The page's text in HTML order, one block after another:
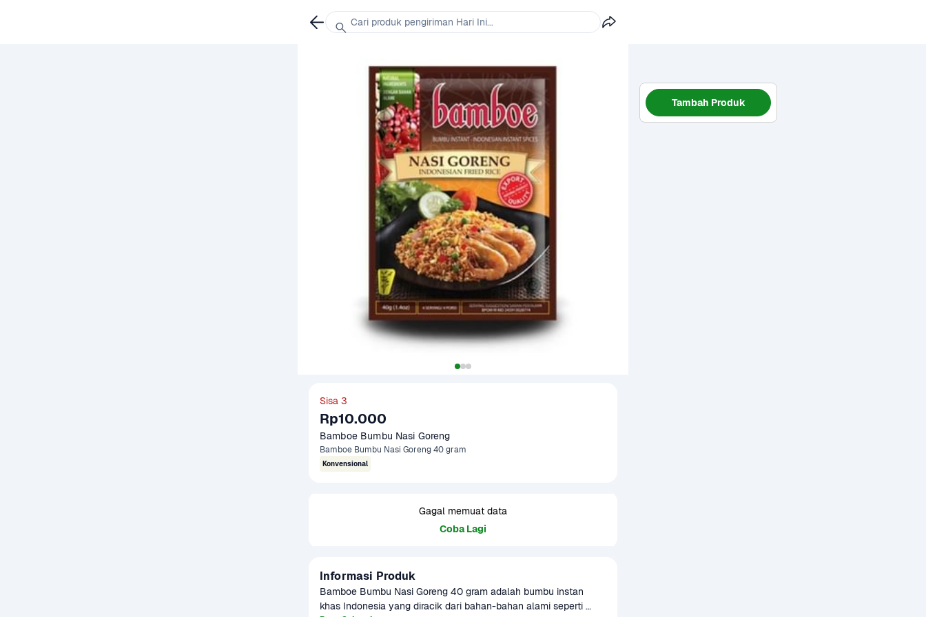
Sisa 3
Rp10.000
Bamboe Bumbu Nasi Goreng
Bamboe Bumbu Nasi Goreng 40 gram
Konvensional
Gagal memuat data
Coba Lagi
Informasi Produk
Bamboe Bumbu Nasi Goreng 40 gram adalah bumbu instan
khas Indonesia yang diracik dari bahan-bahan alami seperti
Tambah Produk
Cari produk pengiriman Hari Ini...